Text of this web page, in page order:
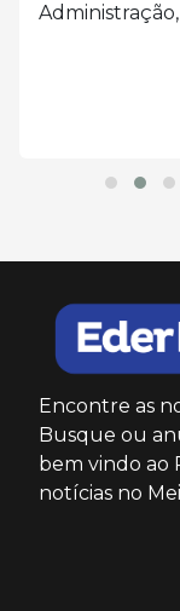
Administração,
Encontre as
Busque ou
bem vindo ao
notícias no